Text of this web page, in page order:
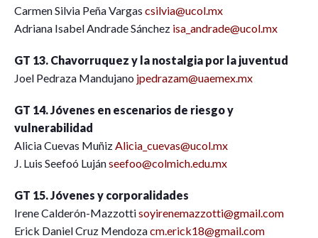
Carmen Silvia Peña Vargas csilvia@ucol.mx
Adriana Isabel Andrade Sánchez isa_andrade@ucol.mx
GT 13. Chavorruquez y la nostalgia por la juventud
Joel Pedraza Mandujano jpedrazam@uaemex.mx
GT 14. Jóvenes en escenarios de riesgo y
vulnerabilidad
Alicia Cuevas Muñiz Alicia_cuevas@ucol.mx
J. Luis Seefoó Lujánseefoo@colmich.edu.mx
GT 15. Jóvenes y corporalidades
Irene Calderón-Mazzottisoyirenemazzotti@gmail.com
Erick Daniel Cruz Mendozacm.erick18@gmail.com